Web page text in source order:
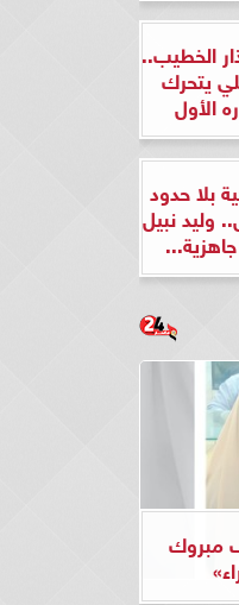
الخطيب..
يتحرك
الأول
بلا حدود
وليد نبيل
مبروك